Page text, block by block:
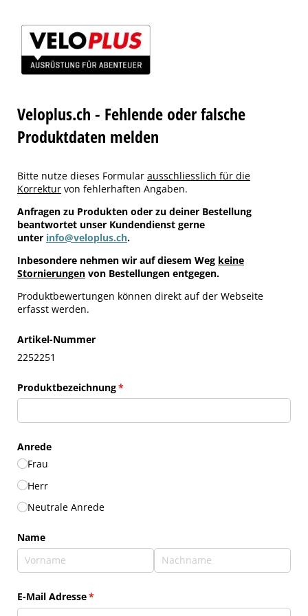
Veloplus.ch - Fehlende oder falsche
Produktdaten melden
Bitte nutze dieses Formular ausschliesslich für die
Korrektur von fehlerhaften Angaben.
Anfragen zu Produkten oder zu deiner Bestellung
beantwortet unser Kundendienst gerne
unter info@veloplus.ch.
Inbesondere nehmen wir auf diesem Weg keine
Stornierungen von Bestellungen entgegen.
Produktbewertungen können direkt auf der Webseite
erfasst werden.
Artikel-Nummer
2252251
Produktbezeichnung*
(erforderlich)
Anrede
Frau
Herr
Neutrale Anrede
Name
E-Mail Adresse*
(erforderlich)